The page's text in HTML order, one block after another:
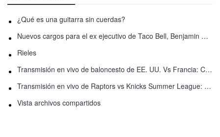
¿Qué es una guitarra sin cuerdas?
Nuevos cargos para el ex ejecutivo de Taco Bell, Benjamin Golden, en una pelea con Uber
Rieles
Transmisión en vivo de baloncesto de EE. UU. Vs Francia: Cómo ver en línea
Transmisión en vivo de Raptors vs Knicks Summer League: Cómo ver
Vista archivos compartidos